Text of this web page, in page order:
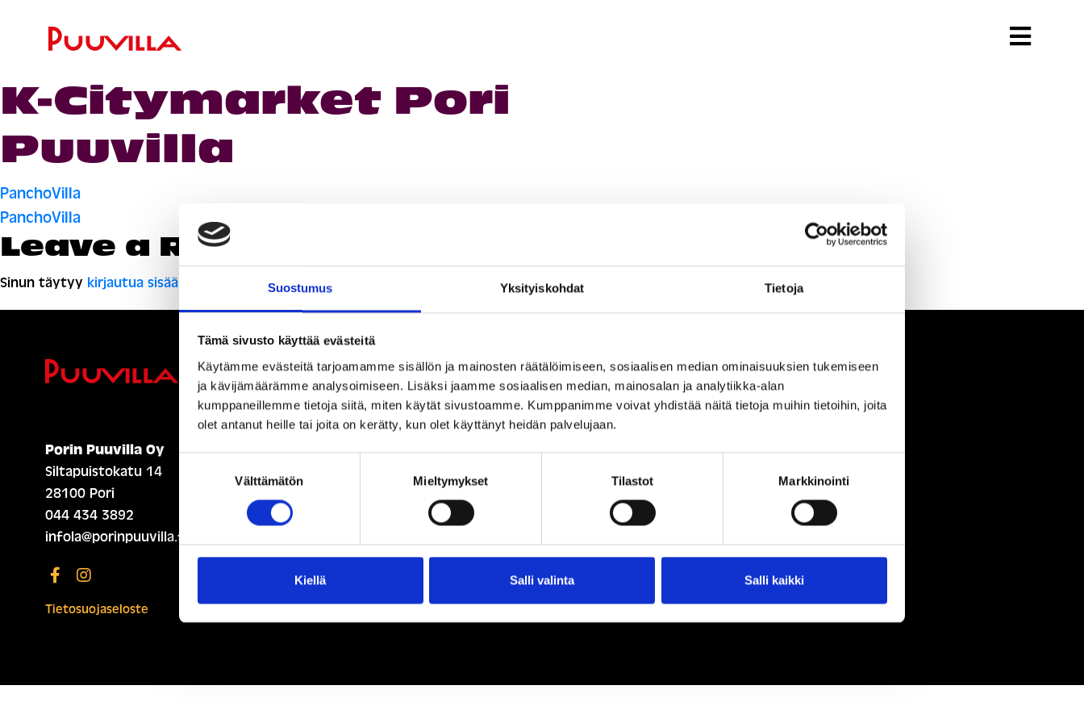
Suostumus Yksityiskohdat Tietoja
Tämä sivusto käyttää evästeitä
Käytämme evästeitä tarjoamamme sisällön ja mainosten räätälöimiseen, sosiaalisen median ominaisuuksien tukemiseen
ja kävijämäärämme analysoimiseen. Lisäksi jaamme sosiaalisen median, mainosalan ja analytiikka-alan
kumppaneillemme tietoja siitä, miten käytät sivustoamme. Kumppanimme voivat yhdistää näitä tietoja muihin tietoihin, joita
olet antanut heille tai joita on kerätty, kun olet käyttänyt heidän palvelujaan.
Välttämätön Mieltymykset Tilastot Markkinointi
Kiellä Salli valinta Salli kaikki
K-Citymarket Pori
Puuvilla
Artikkelien
selaus
PanchoVilla
PanchoVilla
Leave a Reply
Sinun täytyy kirjautua sisään kommentoidaksesi.
Ihmisiä, iloa ja ihmeteltävää
Porin Puuvilla Oy
Siltapuistokatu 14
28100 Pori
044 434 3892
infola@porinpuuvilla.fi
Tietosuojaseloste
ETUSIVU (ENGLISH)